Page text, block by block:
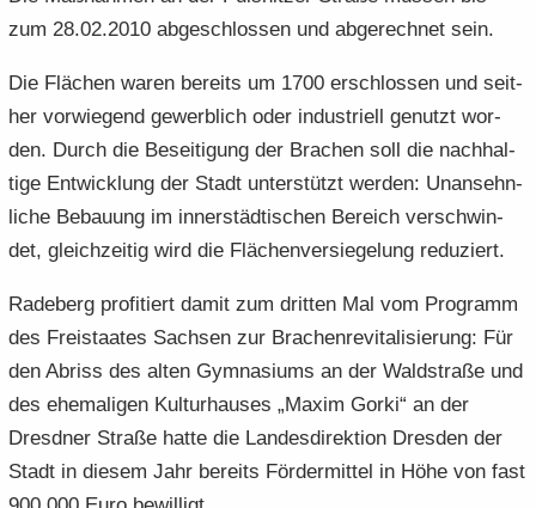
zum 28.02.2010 ab­ge­schlos­sen und ab­ge­rech­net sein.
Die Flä­chen waren be­reits um 1700 er­schlos­sen und seit­
her vor­wie­gend ge­werb­lich oder in­dus­tri­ell ge­nutzt wor­
den. Durch die Be­sei­ti­gung der Bra­chen soll die nach­hal­
ti­ge Ent­wick­lung der Stadt un­ter­stützt wer­den: Un­an­sehn­
li­che Be­bau­ung im in­ner­städ­ti­schen Be­reich ver­schwin­
det, gleich­zei­tig wird die Flä­chen­ver­sie­ge­lung re­du­ziert.
Ra­de­berg pro­fi­tiert damit zum drit­ten Mal vom Pro­gramm
des Frei­staa­tes Sach­sen zur Bra­chen­re­vi­ta­li­sie­rung: Für
den Ab­riss des alten Gym­na­si­ums an der Wald­stra­ße und
des ehe­ma­li­gen Kul­tur­hau­ses „Maxim Gorki“ an der
Dresd­ner Stra­ße hatte die Lan­des­di­rek­ti­on Dres­den der
Stadt in die­sem Jahr be­reits För­der­mit­tel in Höhe von fast